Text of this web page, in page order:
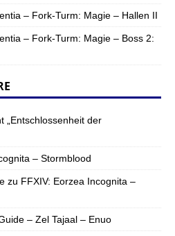
– Fork-Turm: Magie – Hallen II
– Fork-Turm: Magie – Boss 2:
„Entschlossenheit der
– Stormblood
zu FFXIV: Eorzea Incognita –
– Zel Tajaal – Enuo